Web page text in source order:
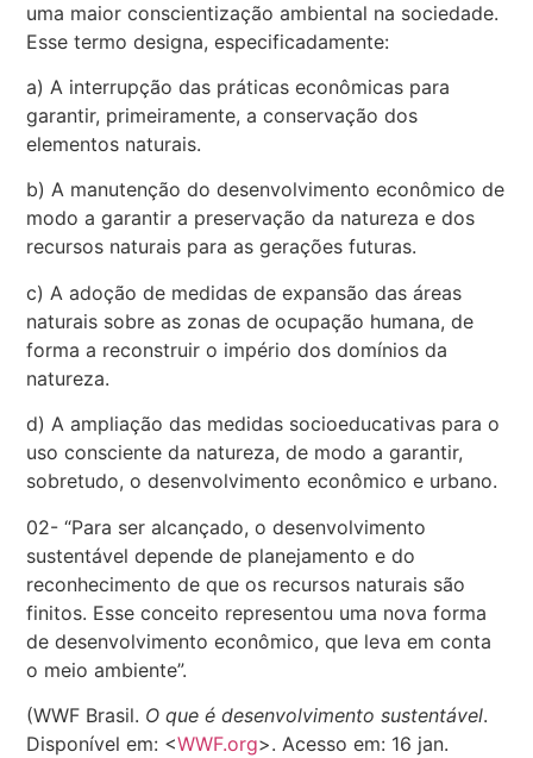
uma maior conscientização ambiental na sociedade.
Esse termo designa, especificadamente:
a) A interrupção das práticas econômicas para
garantir, primeiramente, a conservação dos
elementos naturais.
b) A manutenção do desenvolvimento econômico de
modo a garantir a preservação da natureza e dos
recursos naturais para as gerações futuras.
c) A adoção de medidas de expansão das áreas
naturais sobre as zonas de ocupação humana, de
forma a reconstruir o império dos domínios da
natureza.
d) A ampliação das medidas socioeducativas para o
uso consciente da natureza, de modo a garantir,
sobretudo, o desenvolvimento econômico e urbano.
02- “Para ser alcançado, o desenvolvimento
sustentável depende de planejamento e do
reconhecimento de que os recursos naturais são
finitos. Esse conceito representou uma nova forma
de desenvolvimento econômico, que leva em conta
o meio ambiente”.
(WWF Brasil. O que é desenvolvimento sustentável.
Disponível em: <WWF.org>. Acesso em: 16 jan.